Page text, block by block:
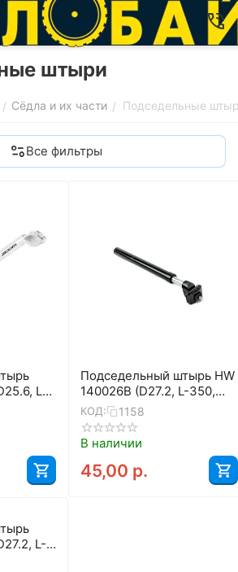
штыри
/ Сёдла и их части / Подседельные
Все фильтры
L-
Подседельный штырь HW
140026B (D27.2, L-350,
чёрный)
КОД: 1158
В наличии
45,00 р.
L-